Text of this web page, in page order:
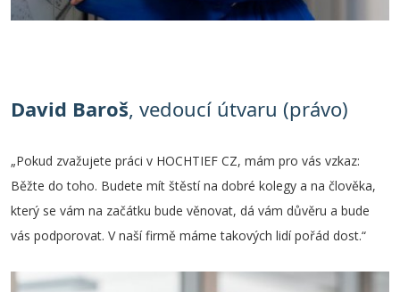
David Baroš, vedoucí útvaru (právo)
„Pokud zvažujete práci v HOCHTIEF CZ, mám pro vás vzkaz:
Běžte do toho. Budete mít štěstí na dobré kolegy a na člověka,
který se vám na začátku bude věnovat, dá vám důvěru a bude
vás podporovat. V naší firmě máme takových lidí pořád dost.“